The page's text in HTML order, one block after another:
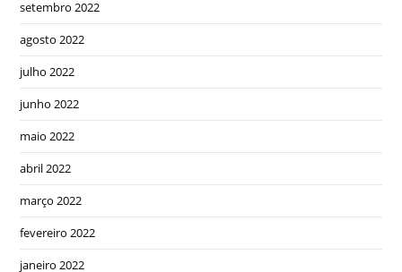
setembro 2022
agosto 2022
julho 2022
junho 2022
maio 2022
abril 2022
março 2022
fevereiro 2022
janeiro 2022